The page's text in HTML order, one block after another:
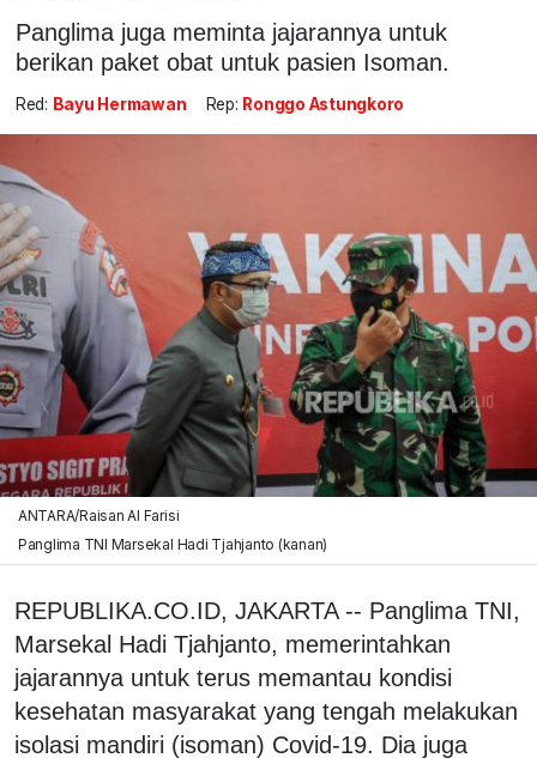
Panglima juga meminta jajarannya untuk
berikan paket obat untuk pasien Isoman.
Red: Bayu Hermawan Rep: Ronggo Astungkoro
ANTARA/Raisan Al Farisi
Panglima TNI Marsekal Hadi Tjahjanto (kanan)
REPUBLIKA.CO.ID, JAKARTA -- Panglima TNI,
Marsekal Hadi Tjahjanto, memerintahkan
jajarannya untuk terus memantau kondisi
kesehatan masyarakat yang tengah melakukan
isolasi mandiri (isoman) Covid-19. Dia juga